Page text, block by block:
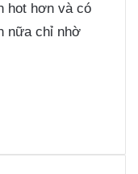
hot hơn và có
nữa chỉ nhờ